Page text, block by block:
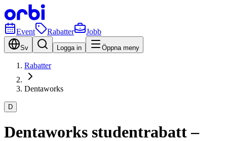
Event Rabatter Jobb
Sv Logga in Öppna meny
Rabatter
Dentaworks
D
Dentaworks studentrabatt –